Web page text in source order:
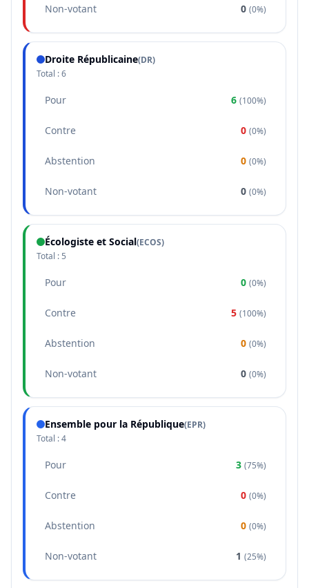
Non-votant 0 (0%)
Droite Républicaine(DR)
Total :6
Pour 6 (100%)
Contre 0 (0%)
Abstention 0 (0%)
Non-votant 0 (0%)
Écologiste et Social(ECOS)
Total : 5
Pour 0 (0%)
Contre 5 (100%)
Abstention 0 (0%)
Non-votant 0 (0%)
Ensemble pour la République(EPR)
Total :4
Pour 3 (75%)
Contre 0 (0%)
Abstention 0 (0%)
Non-votant 1 (25%)